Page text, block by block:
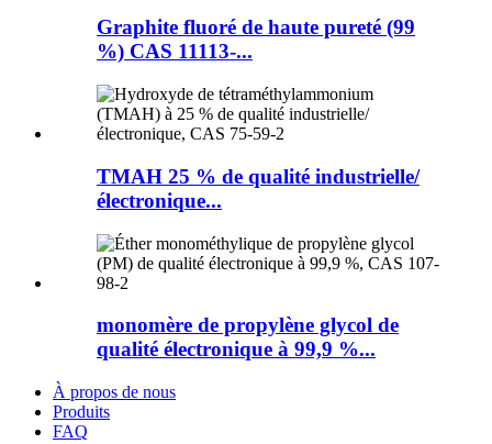
Graphite fluoré de haute pureté (99
%) CAS 11113-...
TMAH 25 % de qualité industrielle/
électronique...
monomère de propylène glycol de
qualité électronique à 99,9 %...
À propos de nous
Produits
FAQ